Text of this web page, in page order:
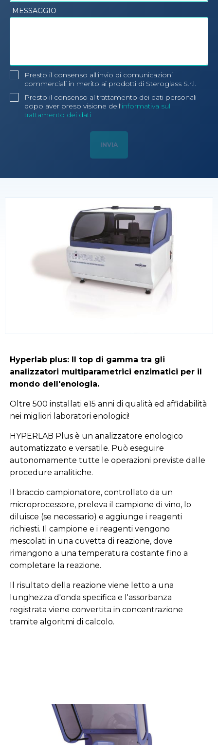
MESSAGGIO
Presto il consenso all'invio di comunicazioni
commerciali in merito ai prodotti di Steroglass S.r.l.
Presto il consenso al trattamento dei dati personali
dopo aver preso visione dell'informativa sul
trattamento dei dati
Hyperlab plus: Il top di gamma tra gli
analizzatori multiparametrici enzimatici per il
mondo dell'enologia.
Oltre 500 installati e15 anni di qualità ed affidabilità
nei migliori laboratori enologici!
HYPERLAB Plus è un analizzatore enologico
automatizzato e versatile. Può eseguire
autonomamente tutte le operazioni previste dalle
procedure analitiche.
Il braccio campionatore, controllato da un
microprocessore, preleva il campione di vino, lo
diluisce (se necessario) e aggiunge i reagenti
richiesti. Il campione e i reagenti vengono
mescolati in una cuvetta di reazione, dove
rimangono a una temperatura costante fino a
completare la reazione.
Il risultato della reazione viene letto a una
lunghezza d'onda specifica e l'assorbanza
registrata viene convertita in concentrazione
tramite algoritmi di calcolo.